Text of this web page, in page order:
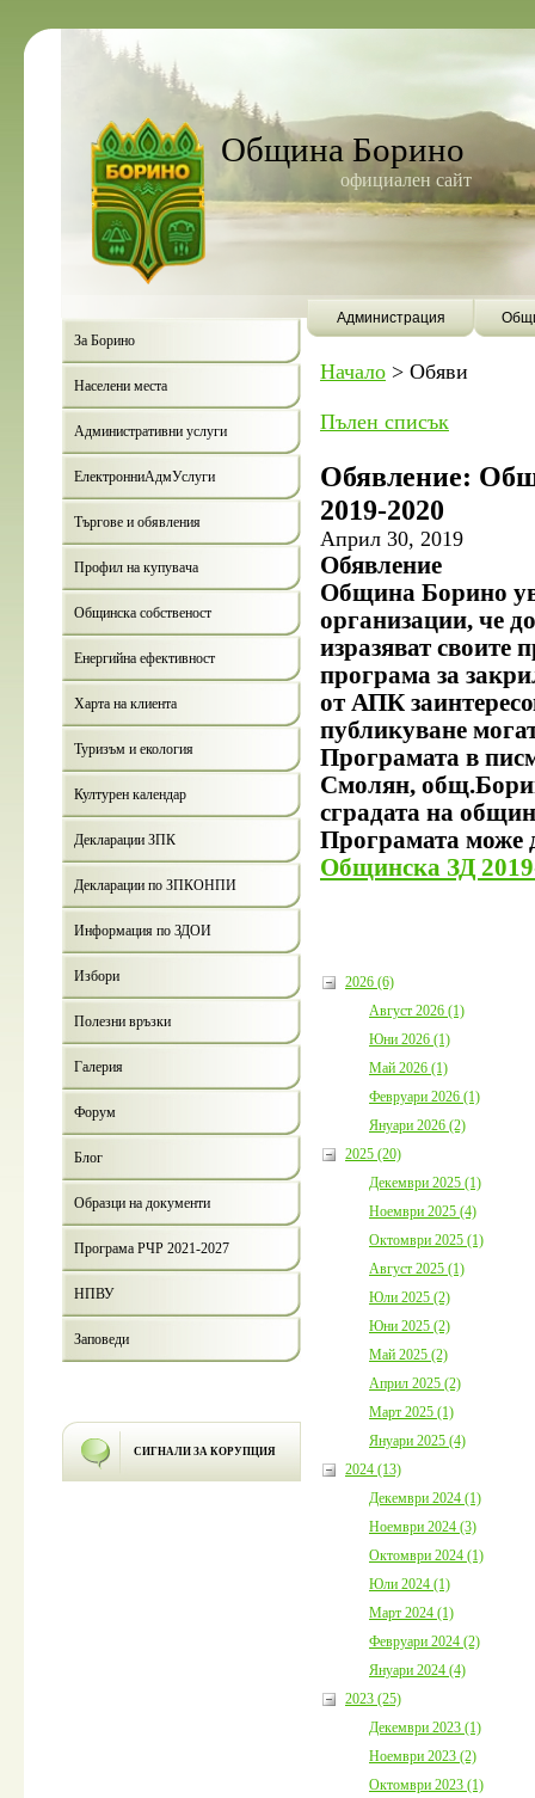
Община Борино
официален сайт
Администрация
За Борино
Населени места
Административни услуги
ЕлектронниАдмУслуги
Търгове и обявления
Профил на купувача
Общинска собственост
Енергийна ефективност
Харта на клиента
Туризъм и екология
Културен календар
Декларации ЗПК
Декларации по ЗПКОНПИ
Информация по ЗДОИ
Избори
Полезни връзки
Галерия
Форум
Блог
Образци на документи
Програма РЧР 2021-2027
НПВУ
Заповеди
СИГНАЛИ ЗА КОРУПЦИЯ
Начало > Обяви
Пълен списък
Обявление:
2019-2020
Април 30, 2019
Обявление
Община Борино
организации, че
изразяват своите
програма за
от АПК
публикуване
Програмата в
Смолян,
сградата на
Програмата може
Общинска ЗД
2026 (6)
Август 2026 (1)
Юни 2026 (1)
Май 2026 (1)
Февруари 2026 (1)
Януари 2026 (2)
2025 (20)
Декември 2025 (1)
Ноември 2025 (4)
Октомври 2025 (1)
Август 2025 (1)
Юли 2025 (2)
Юни 2025 (2)
Май 2025 (2)
Април 2025 (2)
Март 2025 (1)
Януари 2025 (4)
2024 (13)
Декември 2024 (1)
Ноември 2024 (3)
Октомври 2024 (1)
Юли 2024 (1)
Март 2024 (1)
Февруари 2024 (2)
Януари 2024 (4)
2023 (25)
Декември 2023 (1)
Ноември 2023 (2)
Октомври 2023 (1)